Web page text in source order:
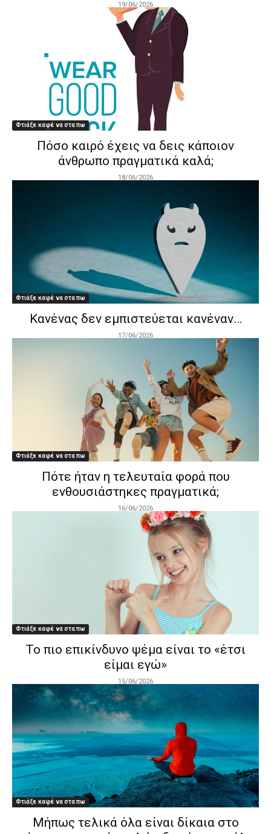
19/06/2026
Φτιάξε καφέ να στα πω
Πόσο καιρό έχεις να δεις κάποιον
άνθρωπο πραγματικά καλά;
18/06/2026
Φτιάξε καφέ να στα πω
Κανένας δεν εμπιστεύεται κανέναν…
17/06/2026
Φτιάξε καφέ να στα πω
Πότε ήταν η τελευταία φορά που
ενθουσιάστηκες πραγματικά;
16/06/2026
Φτιάξε καφέ να στα πω
Το πιο επικίνδυνο ψέμα είναι το «έτσι
είμαι εγώ»
15/06/2026
Φτιάξε καφέ να στα πω
Μήπως τελικά όλα είναι δίκαια στο